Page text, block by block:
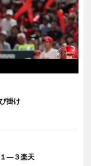
掛け
―３楽天